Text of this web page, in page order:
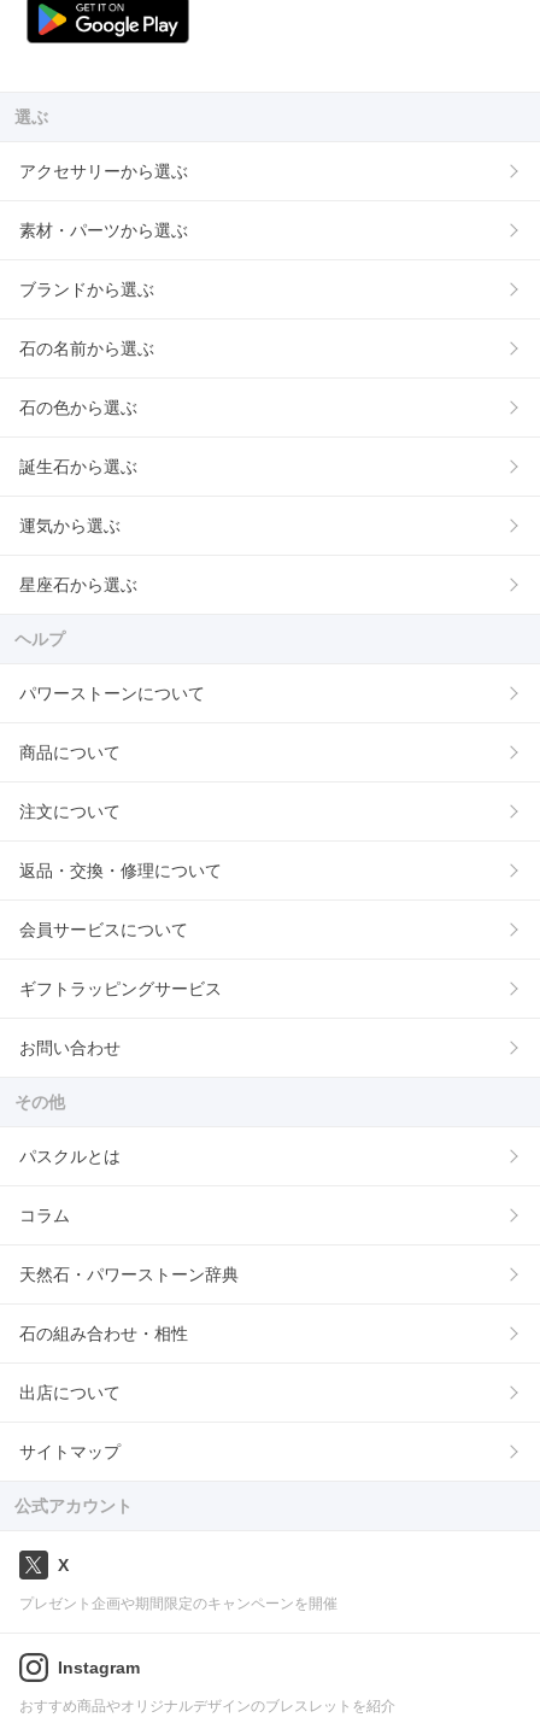
選ぶ
アクセサリーから選ぶ
素材・パーツから選ぶ
ブランドから選ぶ
石の名前から選ぶ
石の色から選ぶ
誕生石から選ぶ
運気から選ぶ
星座石から選ぶ
ヘルプ
パワーストーンについて
商品について
注文について
返品・交換・修理について
会員サービスについて
ギフトラッピングサービス
お問い合わせ
その他
パスクルとは
コラム
天然石・パワーストーン辞典
石の組み合わせ・相性
出店について
サイトマップ
公式アカウント
X
プレゼント企画や期間限定のキャンペーンを開催
Instagram
おすすめ商品やオリジナルデザインのブレスレットを紹介